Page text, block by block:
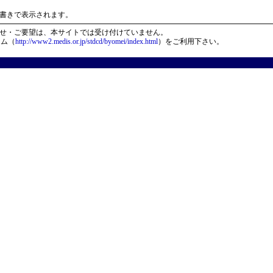
きで表示されます。
・ご要望は、本サイトでは受け付けていません。
（http://www2.medis.or.jp/stdcd/byomei/index.html）をご利用下さい。